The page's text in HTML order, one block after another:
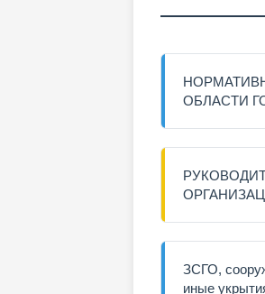
ОБЛАСТИ
ЗСГО,
иные